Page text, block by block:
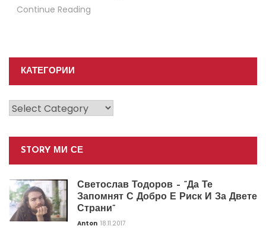
Continue Reading
КАТЕГОРИИ
Категории
STORY МИ СЕ
Светослав Тодоров – “Да Те
Запомнят С Добро Е Риск И За Двете
Страни”
Anton 18.11.2017